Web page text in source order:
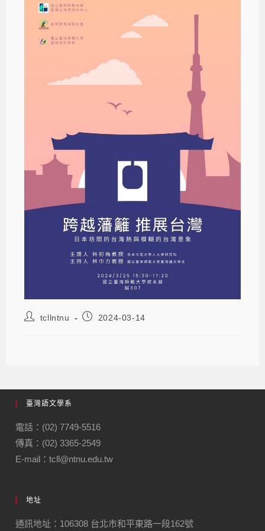
tcllntnu 2024-03-14
臺灣語文學系
電話：(02) 7749-5516
傳真：(02) 3365-2549
E-mail：tcll@ntnu.edu.tw
地址
通訊地址：106308 台北市和平東路一段162號